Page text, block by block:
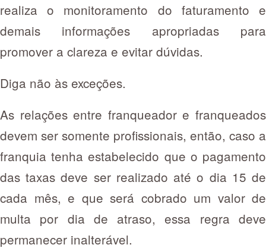
realiza o monitoramento do faturamento e
demais informações apropriadas para
promover a clareza e evitar dúvidas.
Diga não às exceções.
As relações entre franqueador e franqueados
devem ser somente profissionais, então, caso a
franquia tenha estabelecido que o pagamento
das taxas deve ser realizado até o dia 15 de
cada mês, e que será cobrado um valor de
multa por dia de atraso, essa regra deve
permanecer inalterável.